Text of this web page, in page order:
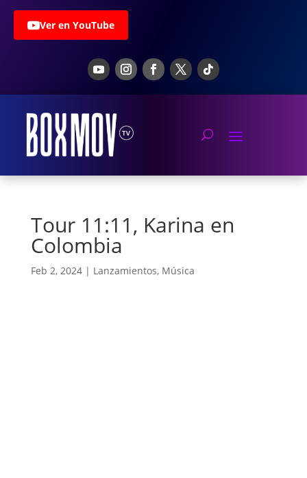
Ver en YouTube
Tour 11:11, Karina en
Colombia
Feb 2, 2024| Lanzamientos, Música